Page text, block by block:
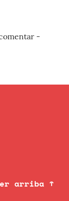
-
arriba ↑